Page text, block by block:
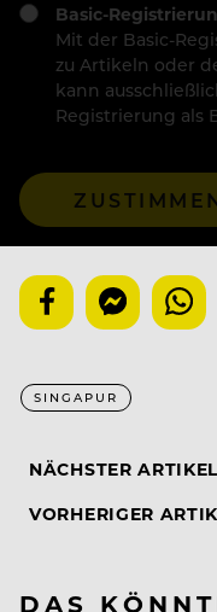
Basic-
Mit der Basic-
zu Artikeln oder
kann
Registrierung als
SINGAPUR
NÄCHSTER ARTIKEL
VORHERIGER
DAS